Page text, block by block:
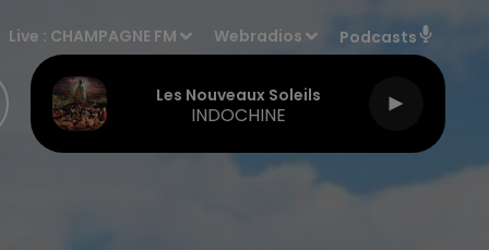
Live : CHAMPAGNE FM Webradios Podcasts
Les Nouveaux Soleils
INDOCHINE